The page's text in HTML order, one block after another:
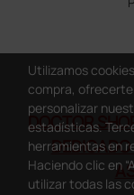
DOCTOR
DEDICADO
Utilizamos
compra,
personalizar
estadísticas.
herramientas en
Haciendo clic en
utilizar todas las